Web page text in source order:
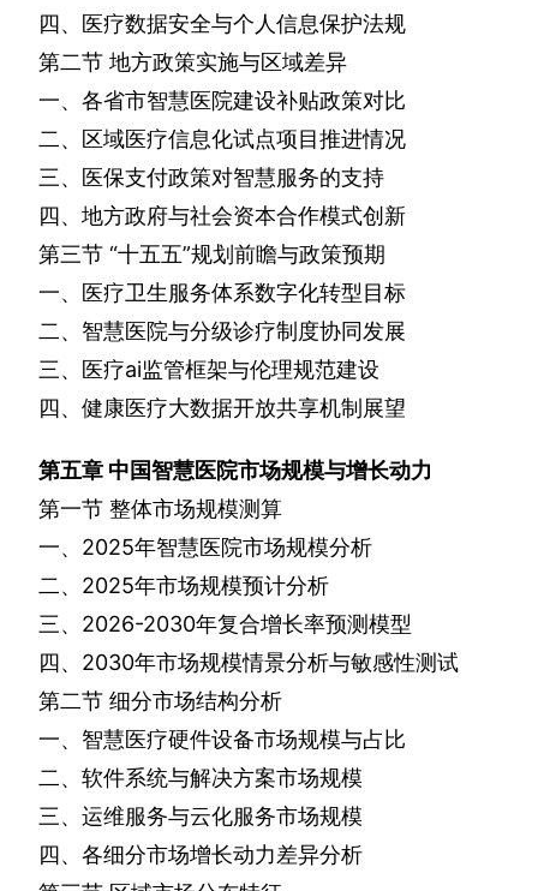
四、医疗数据安全与个人信息保护法规
第二节 地方政策实施与区域差异
一、各省市智慧医院建设补贴政策对比
二、区域医疗信息化试点项目推进情况
三、医保支付政策对智慧服务的支持
四、地方政府与社会资本合作模式创新
第三节 “十五五”规划前瞻与政策预期
一、医疗卫生服务体系数字化转型目标
二、智慧医院与分级诊疗制度协同发展
三、医疗ai监管框架与伦理规范建设
四、健康医疗大数据开放共享机制展望
第五章 中国智慧医院市场规模与增长动力
第一节 整体市场规模测算
一、 2025年智慧医院市场规模分析
二、 2025年市场规模预计分析
三、 2026-2030年复合增长率预测模型
四、 2030年市场规模情景分析与敏感性测试
第二节 细分市场结构分析
一、智慧医疗硬件设备市场规模与占比
二、软件系统与解决方案市场规模
三、运维服务与云化服务市场规模
四、各细分市场增长动力差异分析